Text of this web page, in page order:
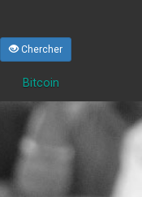
Chercher
Bitcoin